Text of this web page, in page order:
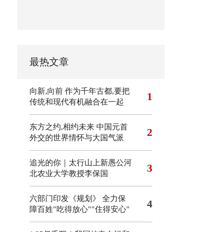
最热文章
向新,向前 作为千年古都,要把
传统和现代有机融合在一起
1
东方之约,相约未来 中国元首
外交的世界情怀与大国气派
2
追光的你｜太行山上新愚公河
北农业大学教授李保国
3
六部门印发《规划》 全力保
障百姓"吃得放心""住得安心"
4